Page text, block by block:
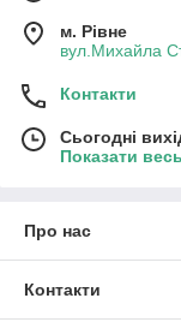
м. Рівне
вул.Михайла
Контакти
Сьогодні
Показати
Про нас
Контакти